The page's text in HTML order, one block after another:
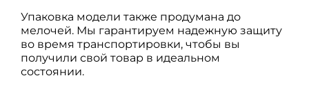
Упаковка модели также продумана до
мелочей. Мы гарантируем надежную защиту
во время транспортировки, чтобы вы
получили свой товар в идеальном
состоянии.